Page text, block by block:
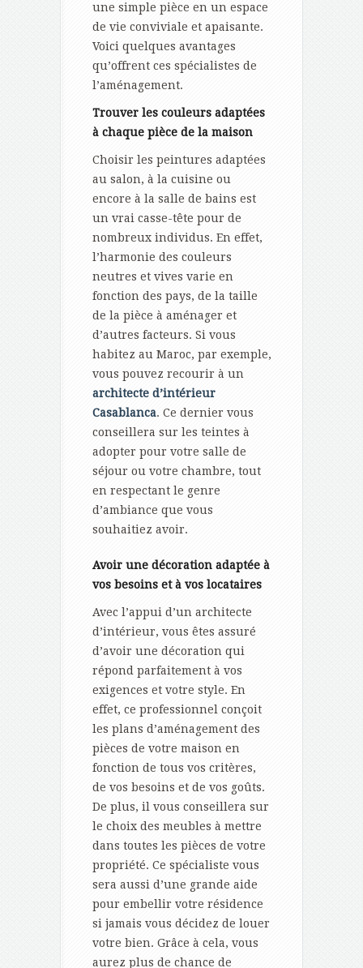
une simple pièce en un espace
de vie conviviale et apaisante.
Voici quelques avantages
qu’offrent ces spécialistes de
l’aménagement.
Trouver les couleurs adaptées
à chaque pièce de la maison
Choisir les peintures adaptées
au salon, à la cuisine ou
encore à la salle de bains est
un vrai casse-tête pour de
nombreux individus. En effet,
l’harmonie des couleurs
neutres et vives varie en
fonction des pays, de la taille
de la pièce à aménager et
d’autres facteurs. Si vous
habitez au Maroc, par exemple,
vous pouvez recourir à un
architecte d’intérieur
Casablanca. Ce dernier vous
conseillera sur les teintes à
adopter pour votre salle de
séjour ou votre chambre, tout
en respectant le genre
d’ambiance que vous
souhaitiez avoir.
Avoir une décoration adaptée à
vos besoins et à vos locataires
Avec l’appui d’un architecte
d’intérieur, vous êtes assuré
d’avoir une décoration qui
répond parfaitement à vos
exigences et votre style. En
effet, ce professionnel conçoit
les plans d’aménagement des
pièces de votre maison en
fonction de tous vos critères,
de vos besoins et de vos goûts.
De plus, il vous conseillera sur
le choix des meubles à mettre
dans toutes les pièces de votre
propriété. Ce spécialiste vous
sera aussi d’une grande aide
pour embellir votre résidence
si jamais vous décidez de louer
votre bien. Grâce à cela, vous
aurez plus de chance de